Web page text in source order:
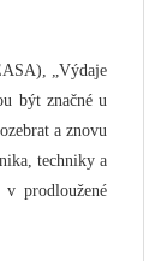
„Výdaje
být značné u
a znovu
techniky a
prodloužené